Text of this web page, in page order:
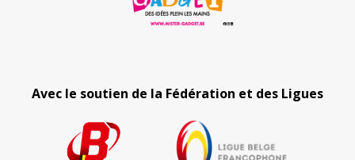
Avec le soutien de la Fédération et des Ligues